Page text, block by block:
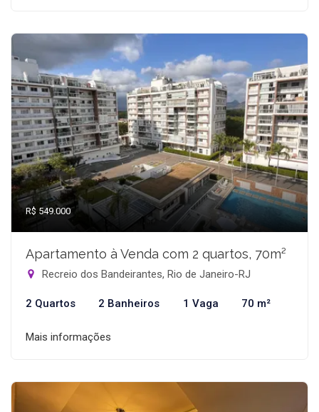
R$ 549.000
Apartamento à Venda com 2 quartos, 70m²
Recreio dos Bandeirantes, Rio de Janeiro-RJ
2 Quartos 2 Banheiros 1 Vaga 70 m²
Mais informações